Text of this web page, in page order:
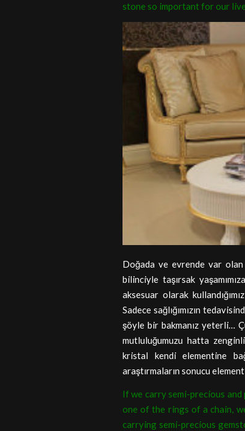
stone so important for our
Doğada ve evrende var olan
bilinciyle taşırsak
aksesuar olarak
Sadece sağlığımızın
şöyle bir bakmanız yeterli…
mutluluğumuzu hatta
kristal kendi elementine
araştırmaların sonucu
If we carry semi-precious
one of the rings of a chain,
carrying semi-precious